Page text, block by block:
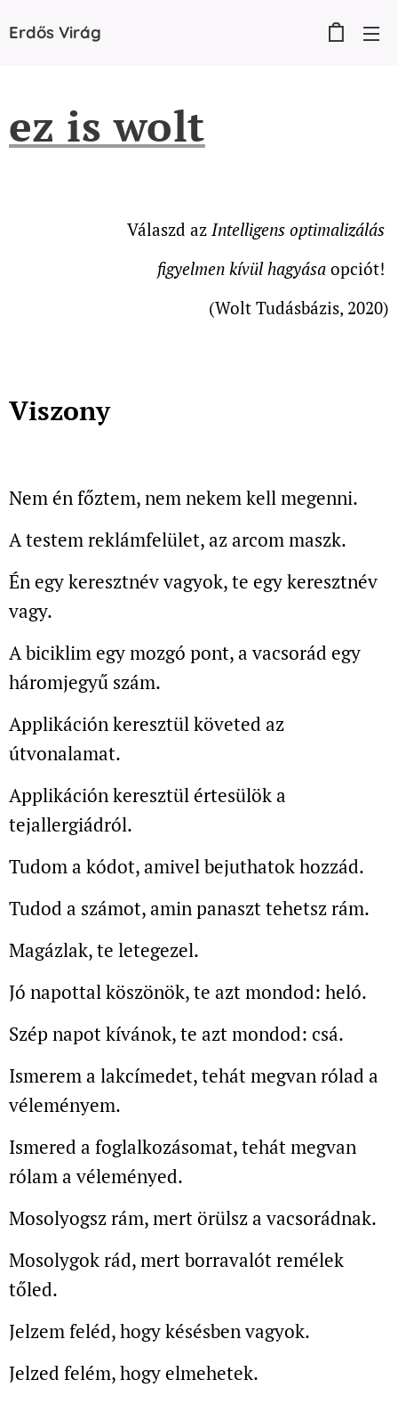
Erdős Virág
ez is wolt
Válaszd az Intelligens optimalizálás
figyelmen kívül hagyása opciót!
(Wolt Tudásbázis, 2020)
Viszony
Nem én főztem, nem nekem kell megenni.
A testem reklámfelület, az arcom maszk.
Én egy keresztnév vagyok, te egy keresztnév
vagy.
A biciklim egy mozgó pont, a vacsorád egy
háromjegyű szám.
Applikáción keresztül követed az
útvonalamat.
Applikáción keresztül értesülök a
tejallergiádról.
Tudom a kódot, amivel bejuthatok hozzád.
Tudod a számot, amin panaszt tehetsz rám.
Magázlak, te letegezel.
Jó napottal köszönök, te azt mondod: heló.
Szép napot kívánok, te azt mondod: csá.
Ismerem a lakcímedet, tehát megvan rólad a
véleményem.
Ismered a foglalkozásomat, tehát megvan
rólam a véleményed.
Mosolyogsz rám, mert örülsz a vacsorádnak.
Mosolygok rád, mert borravalót remélek
tőled.
Jelzem feléd, hogy késésben vagyok.
Jelzed felém, hogy elmehetek.